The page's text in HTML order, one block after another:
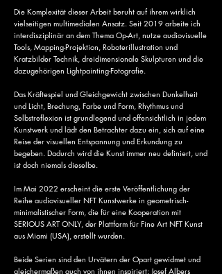
Die Komplexität dieser Arbeit beruht auf ihrem wirklich
vielseitigen multimedialen Ansatz. Seit 2019 arbeite ich
interdisziplinär an dem Thema Op-Art, nutze audiovisuelle
Tools, Mapping-Projektion, Roboterillustration und
Kratzbilder Technik, dreidimensionale Skulpturen und die
dazugehörigen Lightpainting-Fotografie.​
Das Kräftespiel und Gleichgewicht zwischen Dunkelheit
und Licht, Brechung, Farbe und Form, Rhythmus und
Selbstreflexion ist grundlegend und offensichtlich in jedem
Kunstwerk und lädt den Betrachter dazu ein, sich auf eine
Reise der visuellen Entspannung und Erkundung zu
begeben. Dadurch wird die Kunst immer neu definiert, und
ist doch niemals dieselbe.
Im Mai 2022 erscheint die erste Veröffentlichung der
Reihe audiovisueller NFT Kunstwerke in geometrisch-
minimalistischer Form, die für eine Kooperation mit
SERIOUS ART ONLY, der Plattform für Fine Art NFT Kunst
aus Miami (USA), erstellt wurden.
Beide Serien sind den Urvätern der Opart gewidmet und
gleichermaßen auch von ihnen inspiriert: Josef Albers